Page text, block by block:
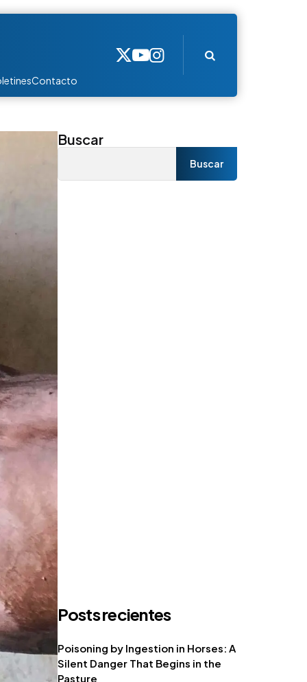
Contacto
Buscar
Buscar
Posts recientes
Poisoning by Ingestion in Horses: A
Silent Danger That Begins in the
Pasture